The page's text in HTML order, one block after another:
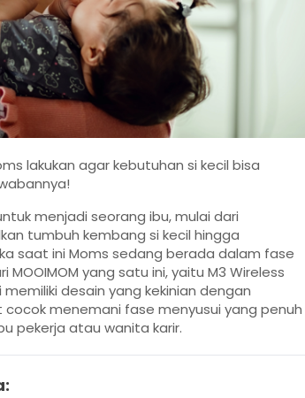
lakukan agar kebutuhan si kecil bisa
menjadi seorang ibu, mulai dari
tumbuh kembang si kecil hingga
saat ini Moms sedang berada dalam fase
yang satu ini, yaitu M3 Wireless
memiliki desain yang kekinian dengan
menemani fase menyusui yang penuh
pekerja atau wanita karir.